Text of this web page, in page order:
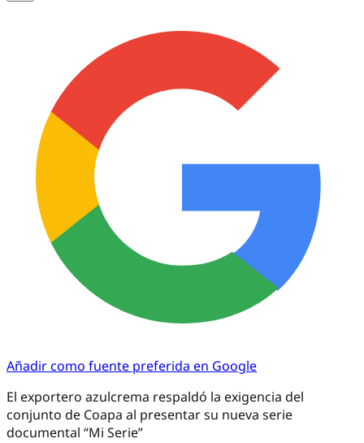
Añadir como fuente preferida en Google
El exportero azulcrema respaldó la exigencia del
conjunto de Coapa al presentar su nueva serie
documental “Mi Serie”